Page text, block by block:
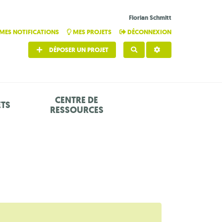
Florian Schmitt
NOTIFICATIONS
MES PROJETS DÉCONNEXION
RECHERCHER
DÉPOSER UN PROJET
CENTRE DE
RESSOURCES